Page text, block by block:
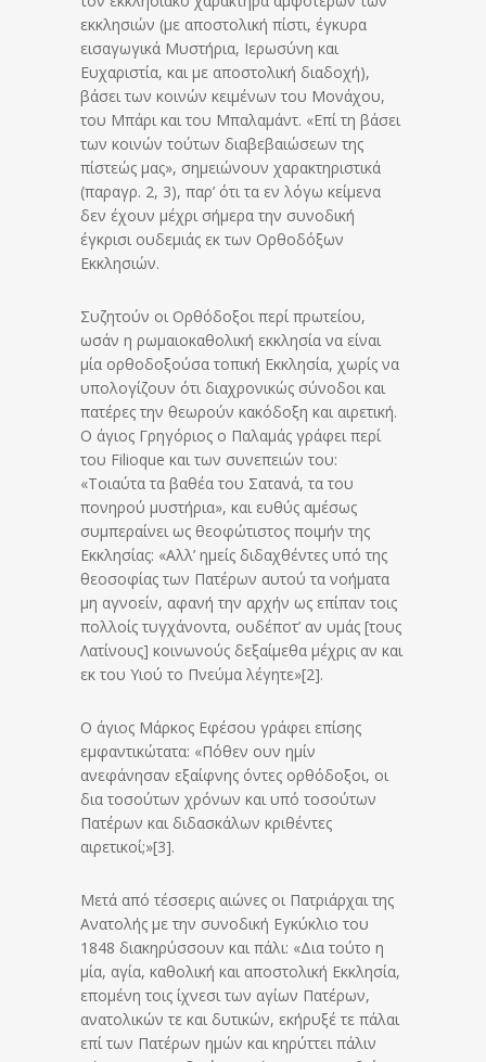
εκκλησιών (με αποστολική πίστι, έγκυρα
εισαγωγικά Μυστήρια, Ιερωσύνη και
Ευχαριστία, και με αποστολική διαδοχή),
βάσει των κοινών κειμένων του Μονάχου,
του Μπάρι και του Μπαλαμάντ. «Επί τη βάσει
των κοινών τούτων διαβεβαιώσεων της
πίστεώς μας», σημειώνουν χαρακτηριστικά
(παραγρ. 2, 3), παρ’ ότι τα εν λόγω κείμενα
δεν έχουν μέχρι σήμερα την συνοδική
έγκρισι ουδεμιάς εκ των Ορθοδόξων
Εκκλησιών.
Συζητούν οι Ορθόδοξοι περί πρωτείου,
ωσάν η ρωμαιοκαθολική εκκλησία να είναι
μία ορθοδοξούσα τοπική Εκκλησία, χωρίς να
υπολογίζουν ότι διαχρονικώς σύνοδοι και
πατέρες την θεωρούν κακόδοξη και αιρετική.
Ο άγιος Γρηγόριος ο Παλαμάς γράφει περί
του Filioque και των συνεπειών του:
«Τοιαύτα τα βαθέα του Σατανά, τα του
πονηρού μυστήρια», και ευθύς αμέσως
συμπεραίνει ως θεοφώτιστος ποιμήν της
Εκκλησίας: «Αλλ’ ημείς διδαχθέντες υπό της
θεοσοφίας των Πατέρων αυτού τα νοήματα
μη αγνοείν, αφανή την αρχήν ως επίπαν τοις
πολλοίς τυγχάνοντα, ουδέποτ’ αν υμάς [τους
Λατίνους] κοινωνούς δεξαίμεθα μέχρις αν και
εκ του Υιού το Πνεύμα λέγητε»[2].
Ο άγιος Μάρκος Εφέσου γράφει επίσης
εμφαντικώτατα: «Πόθεν ουν ημίν
ανεφάνησαν εξαίφνης όντες ορθόδοξοι, οι
δια τοσούτων χρόνων και υπό τοσούτων
Πατέρων και διδασκάλων κριθέντες
αιρετικοί;»[3].
Μετά από τέσσερις αιώνες οι Πατριάρχαι της
Ανατολής με την συνοδική Εγκύκλιο του
1848 διακηρύσσουν και πάλι: «Δια τούτο η
μία, αγία, καθολική και αποστολική Εκκλησία,
επομένη τοις ίχνεσι των αγίων Πατέρων,
ανατολικών τε και δυτικών, εκήρυξέ τε πάλαι
επί των Πατέρων ημών και κηρύττει πάλιν